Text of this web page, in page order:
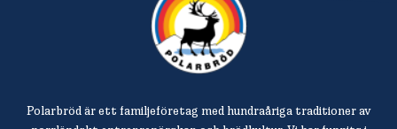
Polarbröd är ett familjeföretag med hundraåriga traditioner av